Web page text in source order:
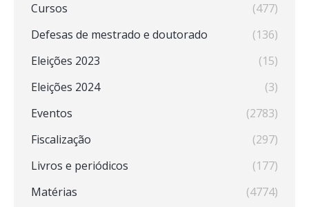
Cursos
(477)
Defesas de mestrado e doutorado
(136)
Eleições 2023
(15)
Eleições 2024
(3)
Eventos
(2783)
Fiscalização
(297)
Livros e periódicos
(177)
Matérias
(4774)